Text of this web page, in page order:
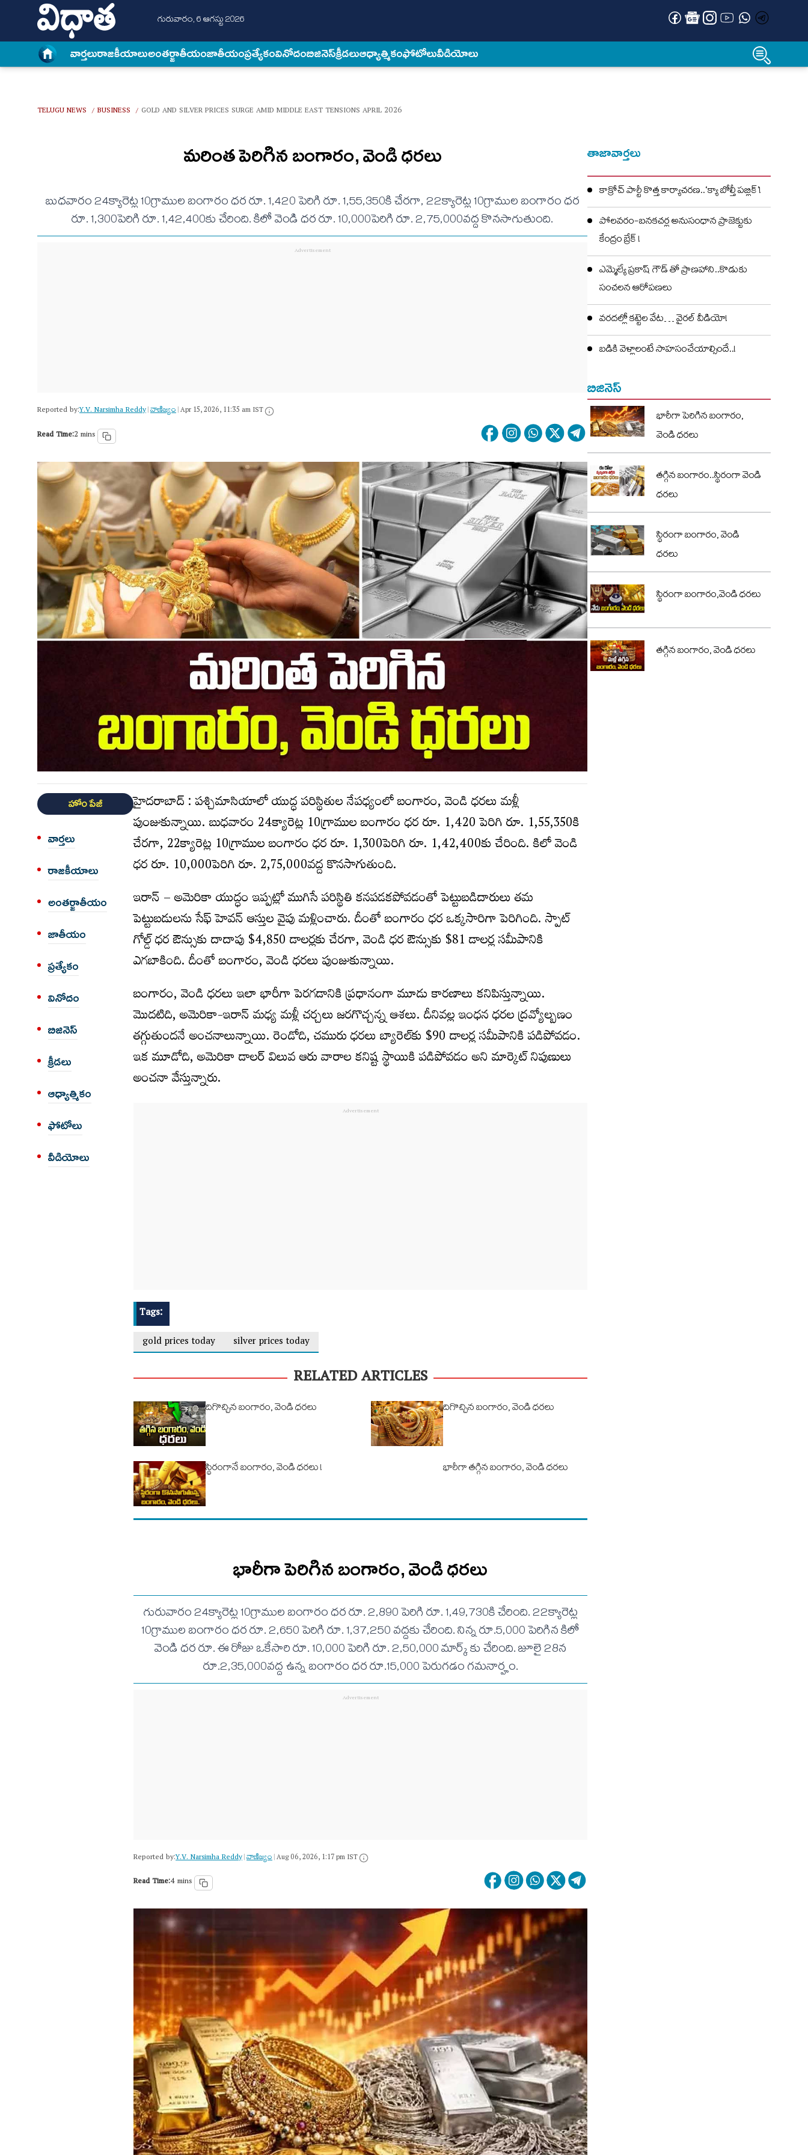
గురువారం, 6 ఆగస్టు 2026
వార్త‌లురాజకీయాలుఅంత‌ర్జాతీయంజాతీయంప్రత్యేకంవినోదంబిజినెస్క్రీడలుఆధ్యాత్మికంఫోటోలువీడియోలు
TELUGU NEWS / BUSINESS / GOLD AND SILVER PRICES SURGE AMID MIDDLE EAST TENSIONS APRIL 2026
మరింత పెరిగిన బంగారం, వెండి ధరలు
బుధవారం 24క్యారెట్ల 10గ్రాముల బంగారం ధర రూ. 1,420 పెరిగి రూ. 1,55,350కి చేరగా, 22క్యారెట్ల 10గ్రాముల బంగారం ధర
రూ. 1,300పెరిగి రూ. 1,42,400కు చేరింది. కిలో వెండి ధర రూ. 10,000పెరిగి రూ. 2,75,000వద్ద కొనసాగుతుంది.
Reported by:Y.V. Narsimha Reddy|వాణిజ్యం|Apr 15, 2026, 11:35 am IST
Read Time:2 mins
హోం పేజీ
వార్త‌లు
రాజకీయాలు
అంత‌ర్జాతీయం
జాతీయం
ప్రత్యేకం
వినోదం
బిజినెస్
క్రీడలు
ఆధ్యాత్మికం
ఫోటోలు
వీడియోలు
హైదరాబాద్ : పశ్చిమాసియాలో యుద్ధ పరిస్థితుల నేపధ్యంలో బంగారం, వెండి ధరలు మళ్లీ
పుంజుకున్నాయి. బుధవారం 24క్యారెట్ల 10గ్రాముల బంగారం ధర రూ. 1,420 పెరిగి రూ. 1,55,350కి
చేరగా, 22క్యారెట్ల 10గ్రాముల బంగారం ధర రూ. 1,300పెరిగి రూ. 1,42,400కు చేరింది. కిలో వెండి
ధర రూ. 10,000పెరిగి రూ. 2,75,000వద్ద కొనసాగుతుంది.
ఇరాన్ – అమెరికా యుద్ధం ఇప్పట్లో ముగిసే పరిస్థితి కనపడకపోవడంతో పెట్టుబడిదారులు తమ
పెట్టుబడులను సేఫ్ హెవన్ ఆస్తుల వైపు మళ్లించారు. దీంతో బంగారం ధర ఒక్కసారిగా పెరిగింది. స్పాట్
గోల్డ్ ధర ఔన్సుకు దాదాపు $4,850 డాలర్లకు చేరగా, వెండి ధర ఔన్సుకు $81 డాలర్ల సమీపానికి
ఎగబాకింది. దీంతో బంగారం, వెండి ధరలు పుంజుకున్నాయి.
బంగారం, వెండి ధరలు ఇలా భారీగా పెరగడానికి ప్రధానంగా మూడు కారణాలు కనిపిస్తున్నాయి.
మొదటిది, అమెరికా-ఇరాన్ మధ్య మళ్లీ చర్చలు జరగొచ్చన్న ఆశలు. దీనివల్ల ఇంధన ధరల ద్రవ్యోల్బణం
తగ్గుతుందనే అంచనాలున్నాయి. రెండోది, చమురు ధరలు బ్యారెల్‌కు $90 డాలర్ల సమీపానికి పడిపోవడం.
ఇక మూడోది, అమెరికా డాలర్ విలువ ఆరు వారాల కనిష్ట స్థాయికి పడిపోవడం అని మార్కెట్ నిపుణులు
అంచనా వేస్తున్నారు.
Tags:
gold prices today
silver prices today
RELATED ARTICLES
దిగొచ్చిన బంగారం, వెండి ధరలు దిగొచ్చిన బంగారం, వెండి ధరలు
స్థిరంగానే బంగారం, వెండి ధరలు ! భారీగా తగ్గిన బంగారం, వెండి ధరలు
భారీగా పెరిగిన బంగారం, వెండి ధరలు
గురువారం 24క్యారెట్ల 10గ్రాముల బంగారం ధర రూ. 2,890 పెరిగి రూ. 1,49,730కి చేరింది. 22క్యారెట్ల
10గ్రాముల బంగారం ధర రూ. 2,650 పెరిగి రూ. 1,37,250 వద్దకు చేరింది. నిన్న రూ.5,000 పెరిగిన కిలో
వెండి ధర రూ. ఈ రోజు ఒకేసారి రూ. 10,000 పెరిగి రూ. 2,50,000 మార్క్ కు చేరింది. జూలై 28న
రూ.2,35,000వద్ద ఉన్న బంగారం ధర రూ.15,000 పెరుగడం గమనార్హం.
Reported by:Y.V. Narsimha Reddy|వాణిజ్యం|Aug 06, 2026, 1:17 pm IST
Read Time:4 mins
తాజావార్తలు
కాక్రోచ్ పార్టీ కొత్త కార్యాచరణ..‘క్యా బోల్తీ పబ్లిక్’!
పోలవరం-బనకచర్ల అనుసంధాన ప్రాజెక్టుకు
కేంద్రం బ్రేక్ !
ఎమ్మెల్యే ప్రకాష్ గౌడ్ తో ప్రాణహాని..కొడుకు
సంచలన ఆరోపణలు
వరదల్లో కట్టెల వేట… వైరల్ వీడియో!
బడికి వెళ్లాలంటే సాహసంచేయాల్సిందే..!
బిజినెస్
భారీగా పెరిగిన బంగారం,
వెండి ధరలు
తగ్గిన బంగారం..స్థిరంగా వెండి
ధరలు
స్థిరంగా బంగారం, వెండి
ధరలు
స్థిరంగా బంగారం,వెండి ధరలు
తగ్గిన బంగారం, వెండి ధరలు